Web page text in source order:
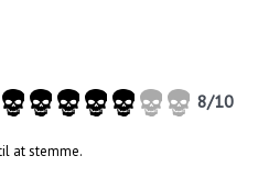
8/10
at stemme.